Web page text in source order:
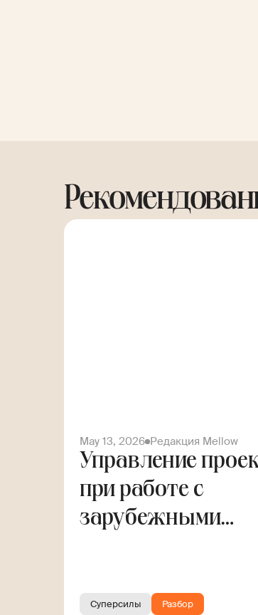
May 13, 2026 Редакция Mellow
Управление
при работе с
зарубежными
Суперсилы Разбор